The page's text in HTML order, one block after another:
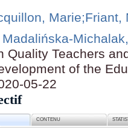
Marie;Friant,
Madalińska-
Quality Teachers
of the
05-22
CONTENU